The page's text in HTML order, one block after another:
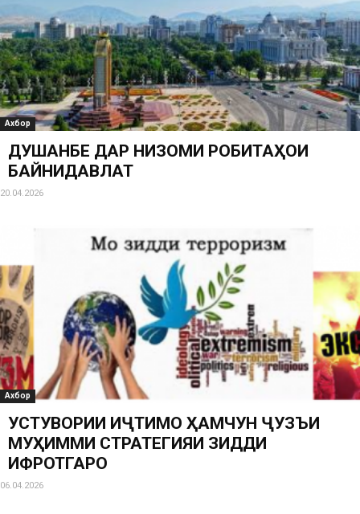
Ахбор
ДУШАНБЕ ДАР НИЗОМИ РОБИТАҲОИ
БАЙНИДАВЛАТӢ
20.04.2026
Ахбор
УСТУВОРИИ ИҶТИМОӢ ҲАМЧУН ҶУЗЪИ
МУҲИММИ СТРАТЕГИЯИ ЗИДДИ
ИФРОТГАРОӢ
06.04.2026